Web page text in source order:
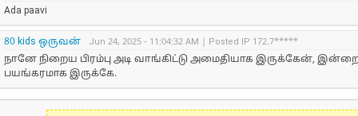
Ada paavi
80 kids ஒருவன்
Jun 24, 2025 - 11:04:32 AM | Posted IP 172.7*****
நானே நிறைய பிரம்பு அடி வாங்கிட்டு அமைதியாக இருக்கேன்,
பயங்கரமாக இருக்கே.